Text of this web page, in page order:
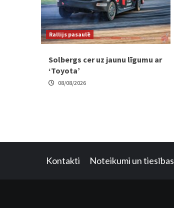
Rallijs pasaulē
Solbergs cer uz jaunu līgumu ar
‘Toyota’
08/08/2026
Kontakti Noteikumi un tiesības